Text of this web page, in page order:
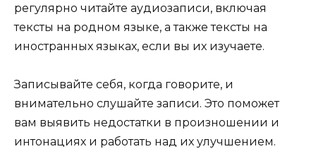
регулярно читайте аудиозаписи, включая
тексты на родном языке, а также тексты на
иностранных языках, если вы их изучаете.
Записывайте себя, когда говорите, и
внимательно слушайте записи. Это поможет
вам выявить недостатки в произношении и
интонациях и работать над их улучшением.